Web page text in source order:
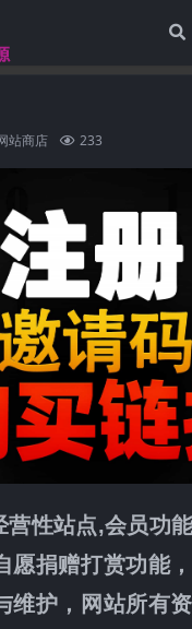
站商店 233
营性站点,会员功
愿捐赠打赏功能
维护，网站所有